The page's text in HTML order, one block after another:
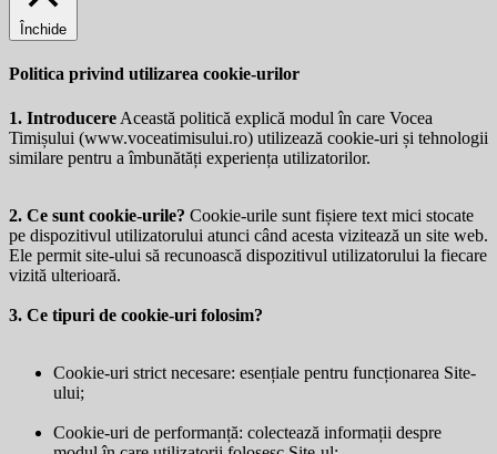
Închide
Politica privind utilizarea cookie-urilor
1. Introducere Această politică explică modul în care Vocea
Timișului (www.voceatimisului.ro) utilizează cookie-uri și tehnologii
similare pentru a îmbunătăți experiența utilizatorilor.
2. Ce sunt cookie-urile? Cookie-urile sunt fișiere text mici stocate
pe dispozitivul utilizatorului atunci când acesta vizitează un site web.
Ele permit site-ului să recunoască dispozitivul utilizatorului la fiecare
vizită ulterioară.
3. Ce tipuri de cookie-uri folosim?
Cookie-uri strict necesare: esențiale pentru funcționarea Site-
ului;
Cookie-uri de performanță: colectează informații despre